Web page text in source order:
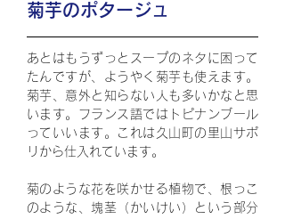
菊芋のポタージュ
あとはもうずっとスープのネタに困って
たんですが、ようやく菊芋も使えます。
菊芋、意外と知らない人も多いかなと思
います。フランス語ではトピナンブール
っていいます。これは久山町の里山サポ
リから仕入れています。
菊のような花を咲かせる植物で、根っこ
のような、塊茎（かいけい）という部分